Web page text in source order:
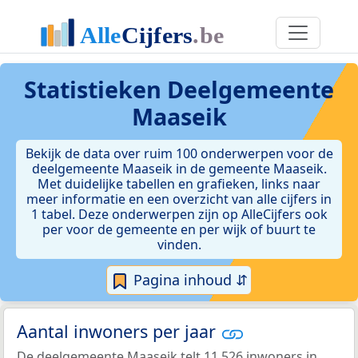
Statistieken Deelgemeente
Maaseik
Bekijk de data over ruim 100 onderwerpen voor de
deelgemeente Maaseik in de gemeente Maaseik.
Met duidelijke tabellen en grafieken, links naar
meer informatie en een overzicht van alle cijfers in
1 tabel. Deze onderwerpen zijn op AlleCijfers ook
per voor de gemeente en per wijk of buurt te
vinden.
Pagina inhoud ⇵
Aantal inwoners per jaar